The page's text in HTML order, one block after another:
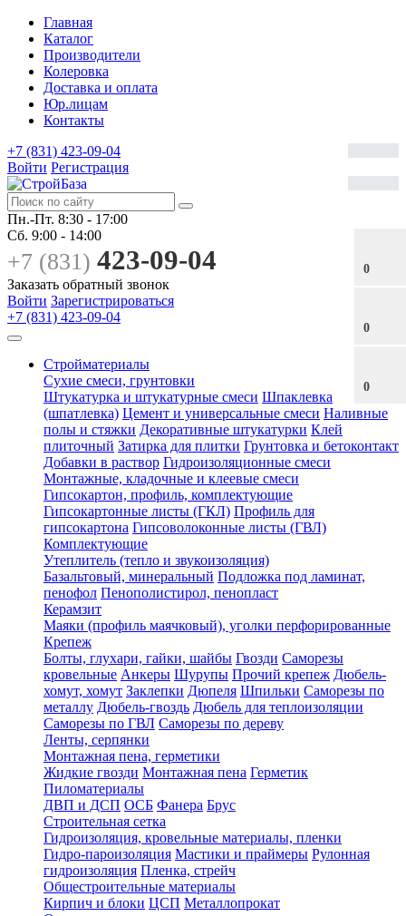
Главная
Каталог
Производители
Колеровка
Доставка и оплата
Юр.лицам
Контакты
0
0
0
+7 (831) 423-09-04
Войти Регистрация
Пн.-Пт. 8:30 - 17:00
Сб. 9:00 - 14:00
+7 (831) 423-09-04
Заказать обратный звонок
Войти Зарегистрироваться
+7 (831) 423-09-04
Стройматериалы
Сухие смеси, грунтовки
Штукатурка и штукатурные смеси Шпаклевка
(шпатлевка) Цемент и универсальные смеси Наливные
полы и стяжки Декоративные штукатурки Клей
плиточный Затирка для плитки Грунтовка и бетоконтакт
Добавки в раствор Гидроизоляционные смеси
Монтажные, кладочные и клеевые смеси
Гипсокартон, профиль, комплектующие
Гипсокартонные листы (ГКЛ) Профиль для
гипсокартона Гипсоволоконные листы (ГВЛ)
Комплектующие
Утеплитель (тепло и звукоизоляция)
Базальтовый, минеральный Подложка под ламинат,
пенофол Пенополистирол, пенопласт
Керамзит
Маяки (профиль маячковый), уголки перфорированные
Крепеж
Болты, глухари, гайки, шайбы Гвозди Саморезы
кровельные Анкеры Шурупы Прочий крепеж Дюбель-
хомут, хомут Заклепки Дюпеля Шпильки Саморезы по
металлу Дюбель-гвоздь Дюбель для теплоизоляции
Саморезы по ГВЛ Саморезы по дереву
Ленты, серпянки
Монтажная пена, герметики
Жидкие гвозди Монтажная пена Герметик
Пиломатериалы
ДВП и ДСП ОСБ Фанера Брус
Строительная сетка
Гидроизоляция, кровельные материалы, пленки
Гидро-пароизоляция Мастики и праймеры Рулонная
гидроизоляция Пленка, стрейч
Общестроительные материалы
Кирпич и блоки ЦСП Металлопрокат